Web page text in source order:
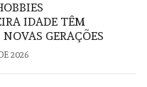
IDADE TÊM
GERAÇÕES
2026